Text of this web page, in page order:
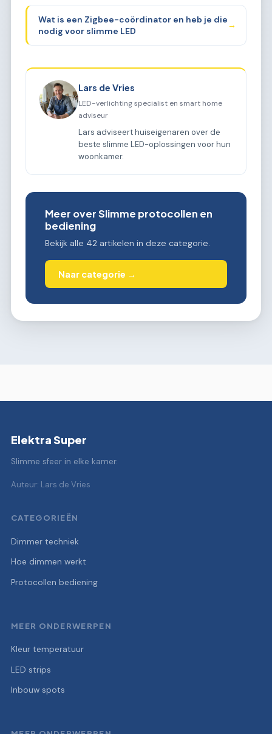
Wat is een Zigbee-coördinator en heb je die
nodig voor slimme LED
→
Lars de Vries
LED-verlichting specialist en smart home
adviseur
Lars adviseert huiseigenaren over de
beste slimme LED-oplossingen voor hun
woonkamer.
Meer over Slimme protocollen en
bediening
Bekijk alle 42 artikelen in deze categorie.
Naar categorie →
Elektra Super
Slimme sfeer in elke kamer.
Auteur: Lars de Vries
CATEGORIEËN
Dimmer techniek
Hoe dimmen werkt
Protocollen bediening
MEER ONDERWERPEN
Kleur temperatuur
LED strips
Inbouw spots